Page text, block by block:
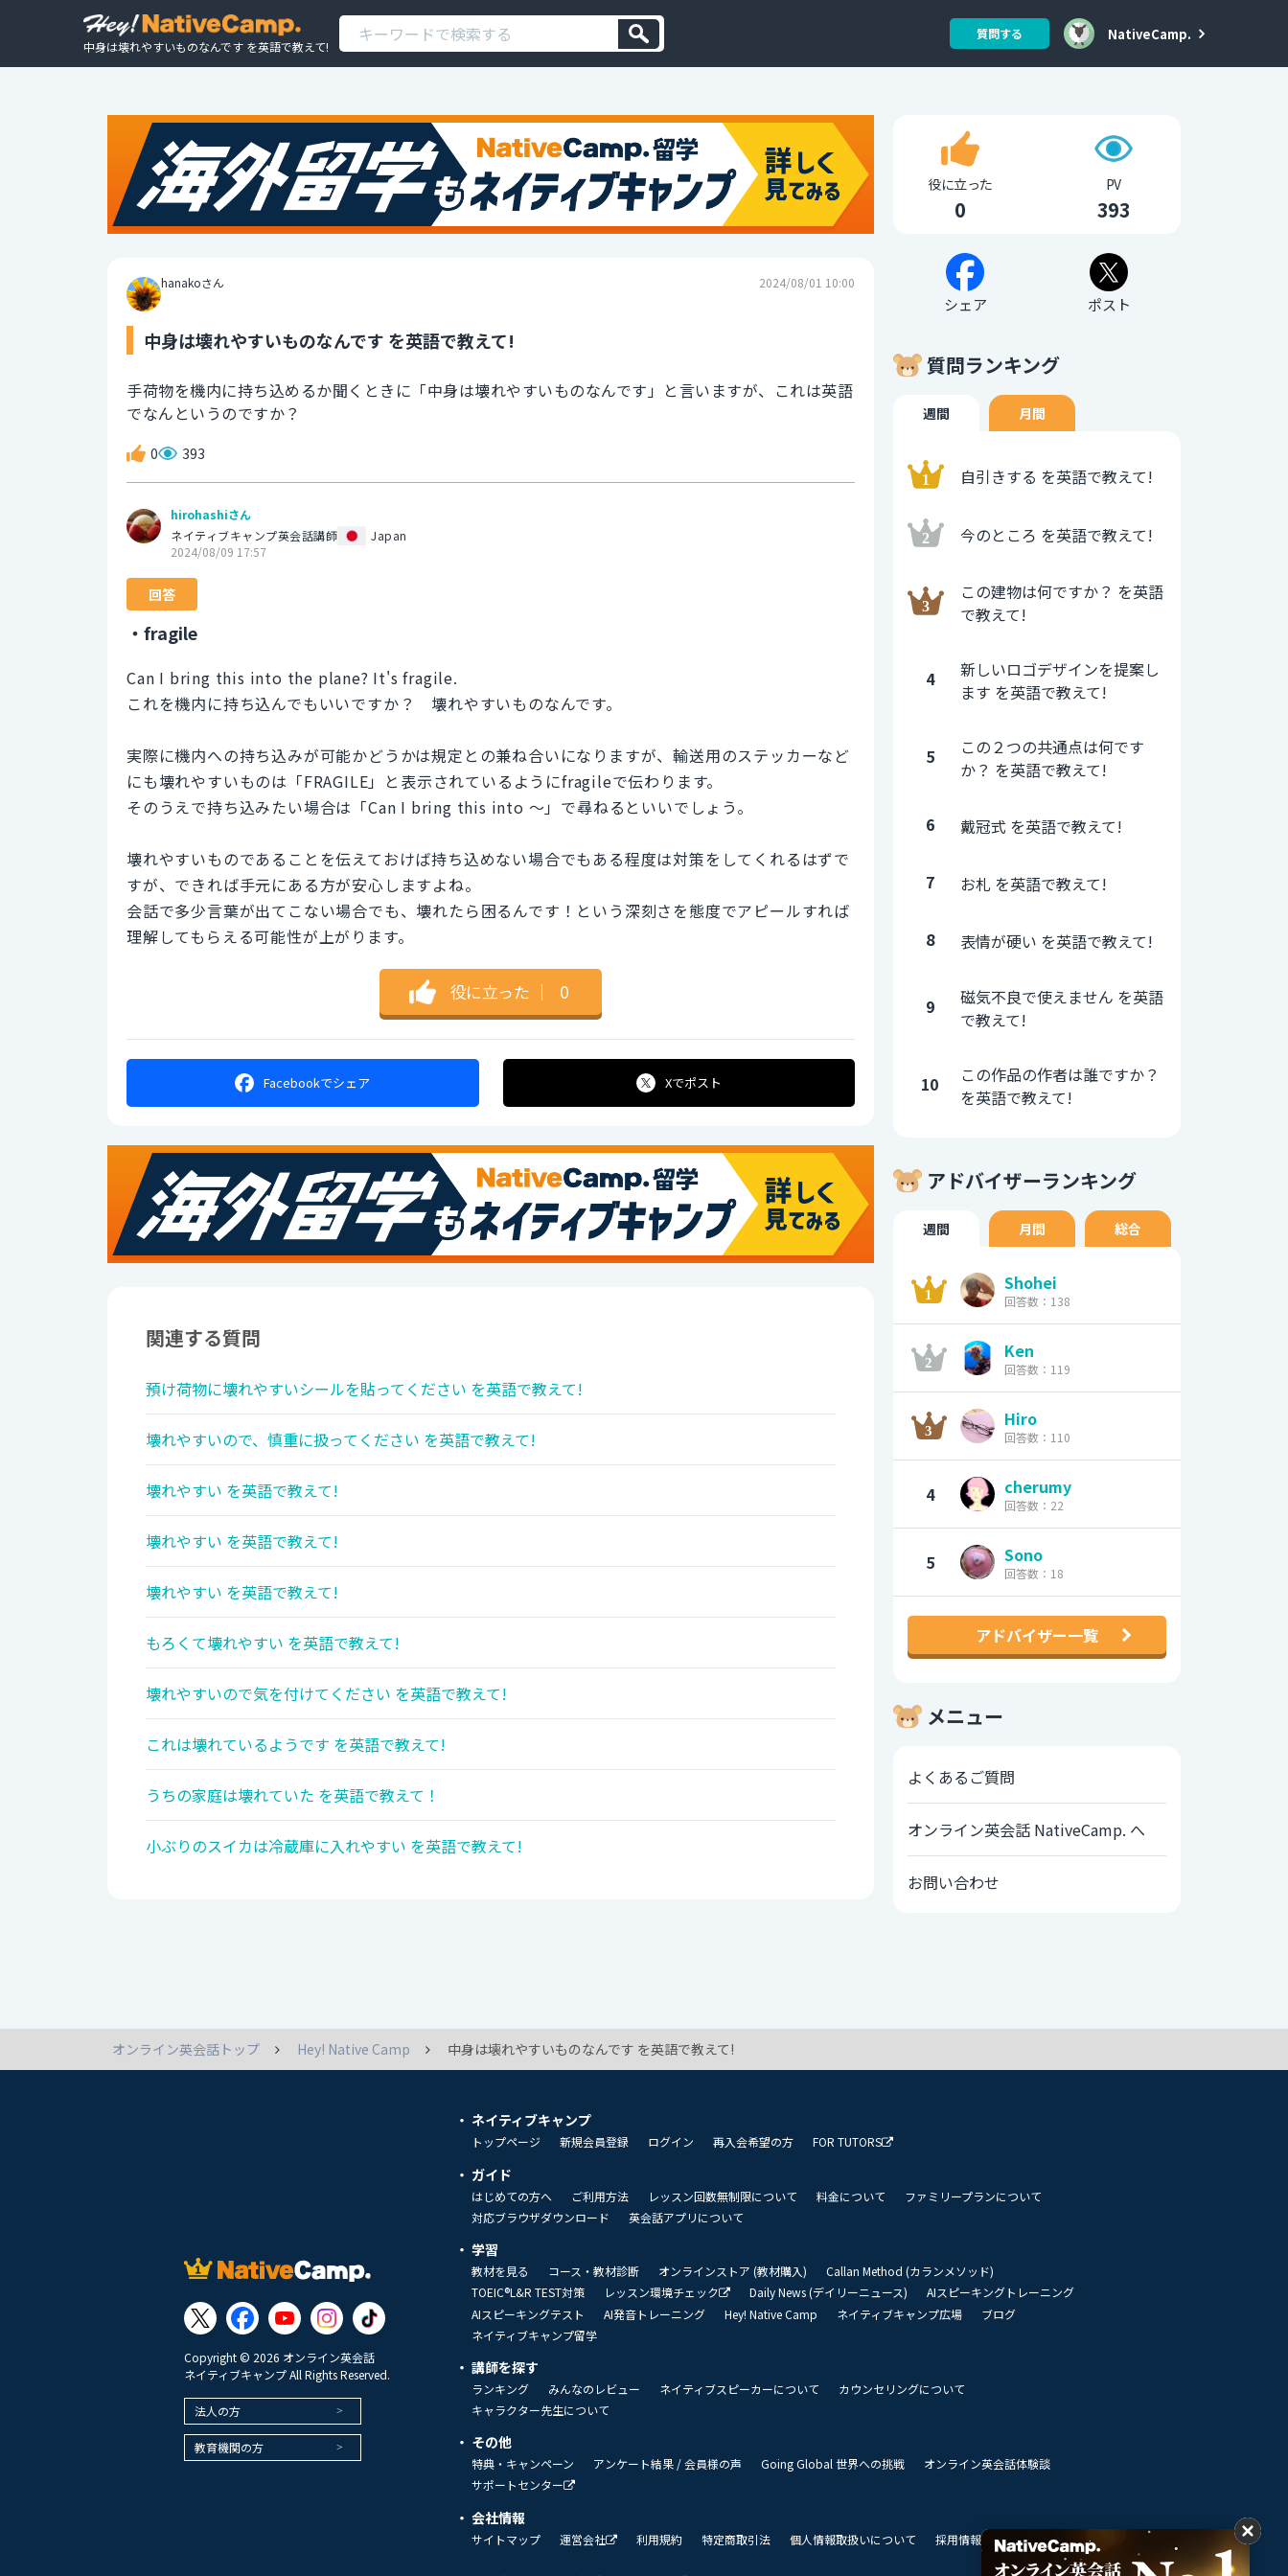
中身は壊れやすいものなんです を英語で教えて!
質問する NativeCamp.
hanakoさん 2024/08/01 10:00
中身は壊れやすいものなんです を英語で教えて!
手荷物を機内に持ち込めるか聞くときに「中身は壊れやすいものなんです」と言いますが、これは英語
でなんというのですか？
0 393
hirohashiさん
ネイティブキャンプ英会話講師
Japan
2024/08/09 17:57
回答
・fragile
Can I bring this into the plane? It's fragile.
これを機内に持ち込んでもいいですか？ 壊れやすいものなんです。
実際に機内への持ち込みが可能かどうかは規定との兼ね合いになりますが、輸送用のステッカーなど
にも壊れやすいものは「FRAGILE」と表示されているようにfragileで伝わります。
そのうえで持ち込みたい場合は「Can I bring this into ～」で尋ねるといいでしょう。
壊れやすいものであることを伝えておけば持ち込めない場合でもある程度は対策をしてくれるはずで
すが、できれば手元にある方が安心しますよね。
会話で多少言葉が出てこない場合でも、壊れたら困るんです！という深刻さを態度でアピールすれば
理解してもらえる可能性が上がります。
役に立った ｜ 0
Facebookでシェア Xでポスト
関連する質問
預け荷物に壊れやすいシールを貼ってください を英語で教えて!
壊れやすいので、慎重に扱ってください を英語で教えて!
壊れやすい を英語で教えて!
壊れやすい を英語で教えて!
壊れやすい を英語で教えて!
もろくて壊れやすい を英語で教えて!
壊れやすいので気を付けてください を英語で教えて!
これは壊れているようです を英語で教えて!
うちの家庭は壊れていた を英語で教えて！
小ぶりのスイカは冷蔵庫に入れやすい を英語で教えて!
役に立った
0
PV
393
シェア ポスト
質問ランキング
週間 月間
自引きする を英語で教えて!
今のところ を英語で教えて!
この建物は何ですか？ を英語
で教えて!
4
新しいロゴデザインを提案し
ます を英語で教えて!
5
この２つの共通点は何です
か？ を英語で教えて!
6 戴冠式 を英語で教えて!
7 お札 を英語で教えて!
8 表情が硬い を英語で教えて!
9
磁気不良で使えません を英語
で教えて!
10
この作品の作者は誰ですか？
を英語で教えて!
アドバイザーランキング
週間 月間 総合
Shohei
回答数：138
Ken
回答数：119
Hiro
回答数：110
4 cherumy
回答数：22
5 Sono
回答数：18
アドバイザー一覧
メニュー
よくあるご質問
オンライン英会話 NativeCamp. へ
お問い合わせ
オンライン英会話トップ Hey! Native Camp 中身は壊れやすいものなんです を英語で教えて!
Copyright © 2026 オンライン英会話
ネイティブキャンプ All Rights Reserved.
法人の方
教育機関の方
ネイティブキャンプ
トップページ 新規会員登録 ログイン 再入会希望の方 FOR TUTORS
ガイド
はじめての方へ ご利用方法 レッスン回数無制限について 料金について
ファミリープランについて
対応ブラウザダウンロード
英会話アプリについて
学習
教材を見る コース・教材診断 オンラインストア (教材購入)
Callan Method (カランメソッド)
TOEIC®L&R TEST対策
レッスン環境チェック Daily News (デイリーニュース)
AIスピーキングトレーニング
AIスピーキングテスト
AI発音トレーニング Hey! Native Camp ネイティブキャンプ広場
ブログ
ネイティブキャンプ留学
講師を探す
ランキング みんなのレビュー ネイティブスピーカーについて
カウンセリングについて
キャラクター先生について
その他
特典・キャンペーン アンケート結果 / 会員様の声 Going Global 世界への挑戦
オンライン英会話体験談
サポートセンター
会社情報
サイトマップ 運営会社 利用規約 特定商取引法 個人情報取扱いについて 採用情報 私達のビジョン